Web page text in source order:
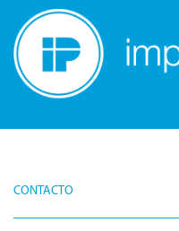
CONTACTO